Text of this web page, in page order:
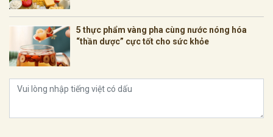
5 thực phẩm vàng pha cùng nước nóng hóa
“thần dược” cực tốt cho sức khỏe